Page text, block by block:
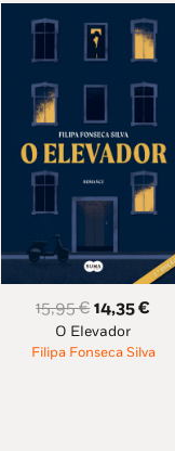
15,95€O
preço
original
14,35€
O Elevador
Filipa Fonseca Silva